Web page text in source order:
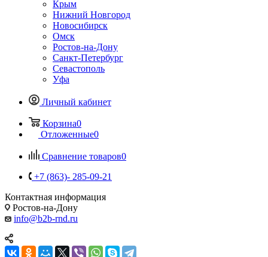
Крым
Нижний Новгород
Новосибирск
Омск
Ростов-на-Дону
Санкт-Петербург
Севастополь
Уфа
Личный кабинет
Корзина0
Отложенные0
Сравнение товаров0
+7 (863)- 285-09-21
Контактная информация
Ростов-на-Дону
info@b2b-rnd.ru